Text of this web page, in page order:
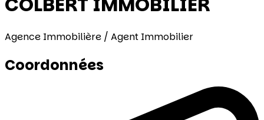
Agence Immobilière / Agent Immobilier
Coordonnées